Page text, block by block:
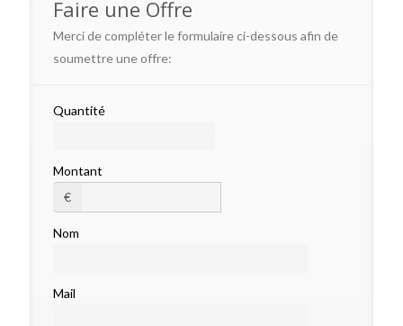
Faire une Offre
Merci de compléter le formulaire ci-dessous afin de
soumettre une offre:
Quantité
Montant
€
Nom
Mail